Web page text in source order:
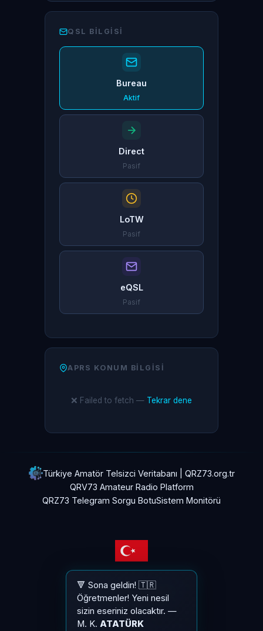
QSL BILGISI
Bureau
Aktif
Direct
Pasif
LoTW
Pasif
eQSL
Pasif
APRS KONUM BILGISI
❌ Failed to fetch — Tekrar dene
Türkiye Amatör Telsizci Veritabanı | QRZ73.org.tr
QRV73 Amateur Radio Platform
QRZ73 Telegram Sorgu BotuSistem Monitörü
Gizlilik & Üyelik Sözleşmesi
API Dokümantasyonu
Giriş
Kayıt
🔻 Sona geldin! 🇹🇷
Öğretmenler! Yeni nesil
sizin eseriniz olacaktır. —
M. K. ATATÜRK